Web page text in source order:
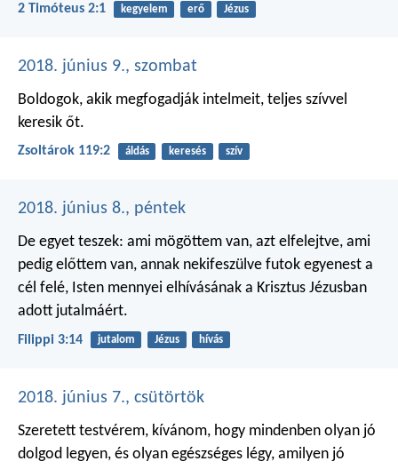
2 Timóteus 2:1 kegyelem erő Jézus
2018. június 9., szombat
Boldogok, akik megfogadják intelmeit, teljes szívvel
keresik őt.
Zsoltárok 119:2 áldás keresés szív
2018. június 8., péntek
De egyet teszek: ami mögöttem van, azt elfelejtve, ami
pedig előttem van, annak nekifeszülve futok egyenest a
cél felé, Isten mennyei elhívásának a Krisztus Jézusban
adott jutalmáért.
Filippi 3:14 jutalom Jézus hívás
2018. június 7., csütörtök
Szeretett testvérem, kívánom, hogy mindenben olyan jó
dolgod legyen, és olyan egészséges légy, amilyen jó